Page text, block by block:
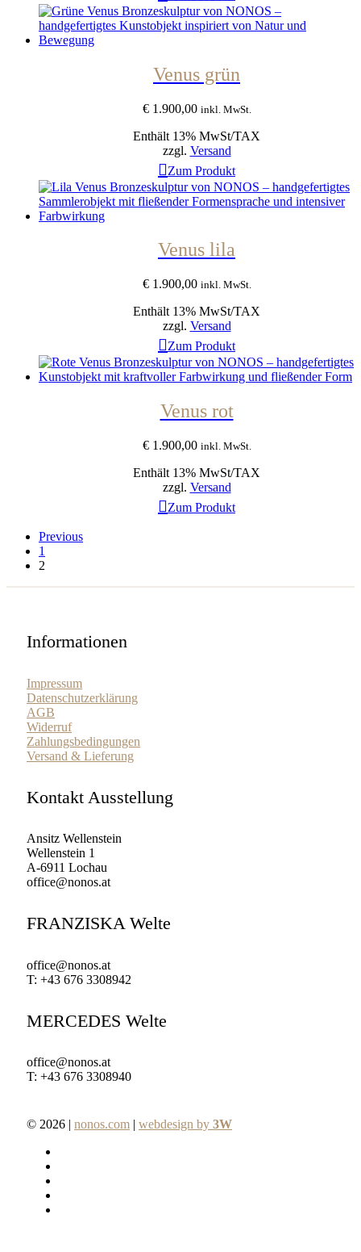
Venus grün
€1.900,00 inkl. MwSt.
Enthält 13% MwSt/TAX
zzgl. Versand
Zum Produkt
Venus lila
€1.900,00 inkl. MwSt.
Enthält 13% MwSt/TAX
zzgl. Versand
Zum Produkt
Venus rot
€1.900,00 inkl. MwSt.
Enthält 13% MwSt/TAX
zzgl. Versand
Zum Produkt
Previous
1
2
Informationen
Impressum
Datenschutzerklärung
AGB
Widerruf
Zahlungsbedingungen
Versand & Lieferung
Kontakt Ausstellung
Ansitz Wellenstein
Wellenstein 1
A-6911 Lochau
office@nonos.at
FRANZISKA Welte
office@nonos.at
T: +43 676 3308942
MERCEDES Welte
office@nonos.at
T: +43 676 3308940
© 2026 | nonos.com | webdesign by 3W